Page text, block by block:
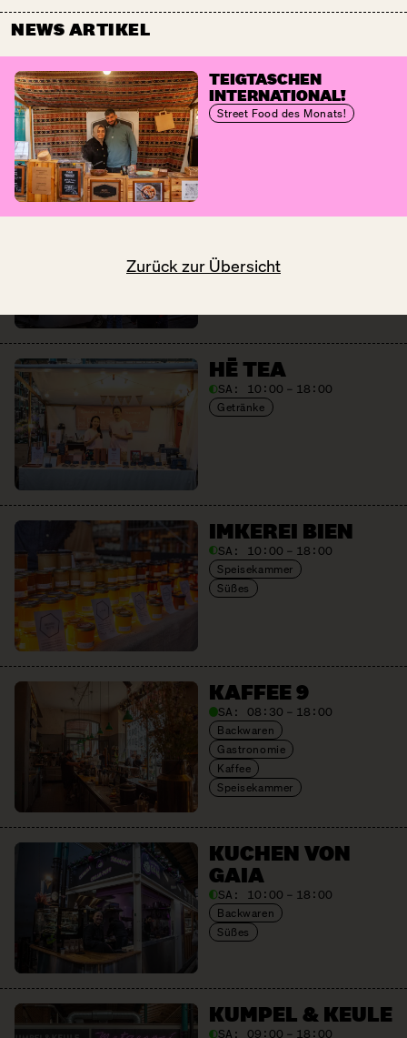
NEWS ARTIKEL
TEIGTASCHEN
INTERNATIONAL!
Street Food des Monats!
Zurück zur Übersicht
Getränke
HĒ TEA
SA: 10:00 – 18:00
Getränke
IMKEREI BIEN
SA: 10:00 – 18:00
Speisekammer
Süßes
KAFFEE 9
SA:08:30 – 18:00
Backwaren
Gastronomie
Kaffee
Speisekammer
KUCHEN VON
GAIA
SA: 10:00 – 18:00
Backwaren
Süßes
KUMPEL & KEULE
SA:09:00 – 18:00